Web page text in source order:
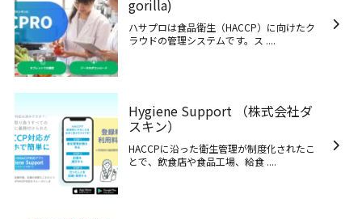
gorilla)
ハサプロは食品衛生（HACCP）に向けたク
ラウドの管理システムです。ス ....
Hygiene Support （株式会社ダ
スキン）
HACCPに沿った衛生管理が制度化されたこ
とで、飲食店や食品工場、給食 ....